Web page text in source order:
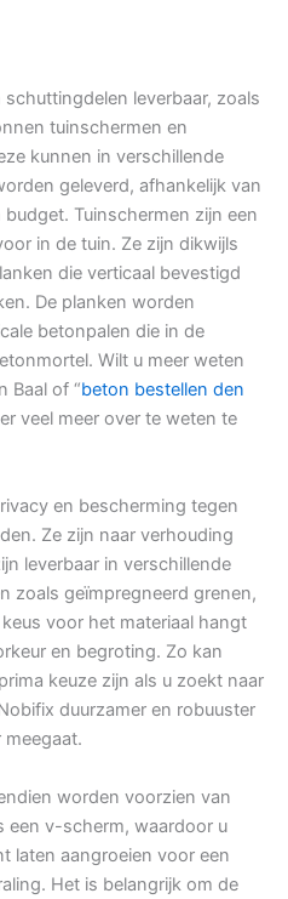
leverbaar, zoals
tuinschermen en
kunnen in verschillende
geleverd, afhankelijk van
Tuinschermen zijn een
in de tuin. Ze zijn dikwijls
die verticaal bevestigd
De planken worden
betonpalen die in de
Wilt u meer weten
Baal of “beton bestellen den
veel meer over te weten te
en bescherming tegen
Ze zijn naar verhouding
leverbaar in verschillende
zoals geïmpregneerd grenen,
voor het materiaal hangt
en begroting. Zo kan
keuze zijn als u zoekt naar
duurzamer en robuuster
meegaat.
worden voorzien van
een v-scherm, waardoor u
laten aangroeien voor een
Het is belangrijk om de